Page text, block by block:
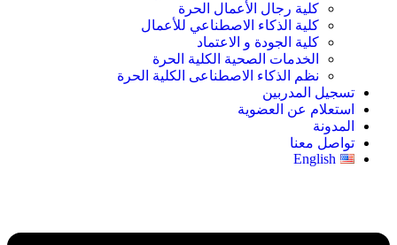
كلية رجال الأعمال الحرة
كلية الذكاء الاصطناعي للأعمال
كلية الجودة و الاعتماد
الخدمات الصحية الكلية الحرة
نظم الذكاء الاصطناعى الكلية الحرة
تسجيل المدربين
استعلام عن العضوية
المدونة
تواصل معنا
English